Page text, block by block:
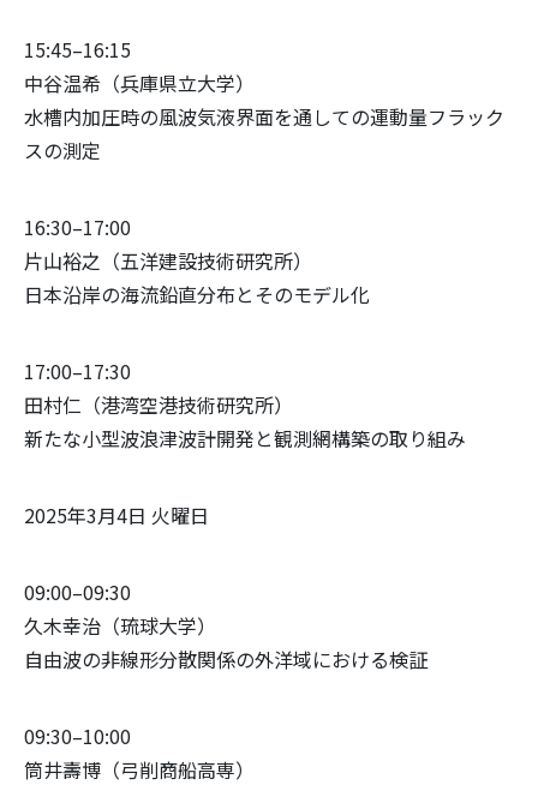
15:45–16:15
中谷温希（兵庫県立大学）
水槽内加圧時の風波気液界面を通しての運動量フラック
スの測定
16:30–17:00
片山裕之（五洋建設技術研究所）
日本沿岸の海流鉛直分布とそのモデル化
17:00–17:30
田村仁（港湾空港技術研究所）
新たな小型波浪津波計開発と観測網構築の取り組み
2025年3月4日 火曜日
09:00–09:30
久木幸治（琉球大学）
自由波の非線形分散関係の外洋域における検証
09:30–10:00
筒井壽博（弓削商船高専）